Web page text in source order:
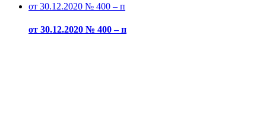
от 30.12.2020 № 400 – п
от 30.12.2020 № 400 – п